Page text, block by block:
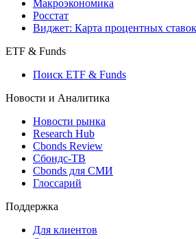
Создать индекс
Консенсусы
Консенсус-прогнозы по отчетности
Макроэкономика
Виджет: Карта процентных ставок
ETF & Funds
Поиск ETF & Funds
Новости и Аналитика
Новости рынка
Research Hub
Cbonds Review
Сбондс-ТВ
Глоссарий